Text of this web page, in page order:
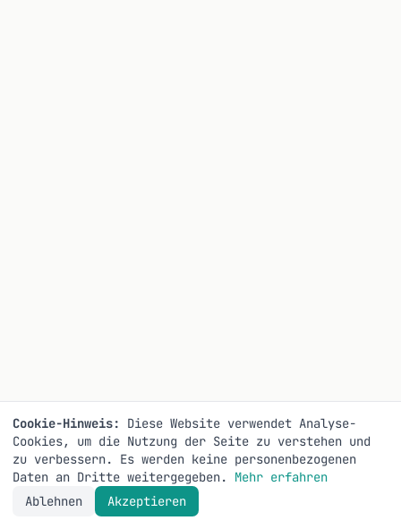
Cookie-Hinweis:
Diese Website verwendet Analyse-
Cookies, um die Nutzung der Seite zu verstehen und
zu verbessern. Es werden keine personenbezogenen
Daten an Dritte weitergegeben. Mehr erfahren
Ablehnen
Akzeptieren